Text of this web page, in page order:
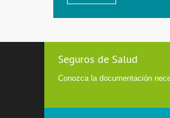
Seguros de Salud
Conozca la documentación